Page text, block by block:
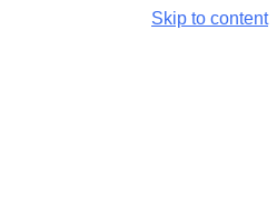
Skip to content